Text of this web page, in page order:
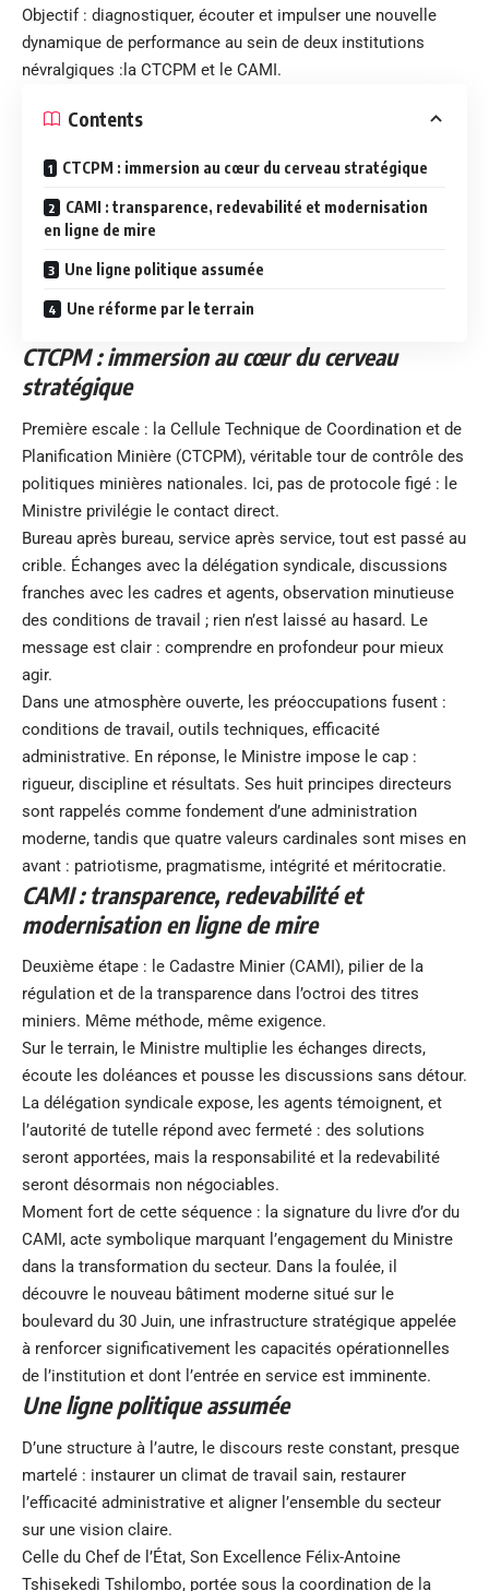
Objectif : diagnostiquer, écouter et impulser une nouvelle
dynamique de performance au sein de deux institutions
névralgiques :la CTCPM et le CAMI.
Contents
CTCPM : immersion au cœur du cerveau stratégique
CAMI : transparence, redevabilité et modernisation
en ligne de mire
Une ligne politique assumée
Une réforme par le terrain
CTCPM : immersion au cœur du cerveau
stratégique
Première escale : la Cellule Technique de Coordination et de
Planification Minière (CTCPM), véritable tour de contrôle des
politiques minières nationales. Ici, pas de protocole figé : le
Ministre privilégie le contact direct.
Bureau après bureau, service après service, tout est passé au
crible. Échanges avec la délégation syndicale, discussions
franches avec les cadres et agents, observation minutieuse
des conditions de travail ; rien n’est laissé au hasard. Le
message est clair : comprendre en profondeur pour mieux
agir.
Dans une atmosphère ouverte, les préoccupations fusent :
conditions de travail, outils techniques, efficacité
administrative. En réponse, le Ministre impose le cap :
rigueur, discipline et résultats. Ses huit principes directeurs
sont rappelés comme fondement d’une administration
moderne, tandis que quatre valeurs cardinales sont mises en
avant : patriotisme, pragmatisme, intégrité et méritocratie.
CAMI : transparence, redevabilité et
modernisation en ligne de mire
Deuxième étape : le Cadastre Minier (CAMI), pilier de la
régulation et de la transparence dans l’octroi des titres
miniers. Même méthode, même exigence.
Sur le terrain, le Ministre multiplie les échanges directs,
écoute les doléances et pousse les discussions sans détour.
La délégation syndicale expose, les agents témoignent, et
l’autorité de tutelle répond avec fermeté : des solutions
seront apportées, mais la responsabilité et la redevabilité
seront désormais non négociables.
Moment fort de cette séquence : la signature du livre d’or du
CAMI, acte symbolique marquant l’engagement du Ministre
dans la transformation du secteur. Dans la foulée, il
découvre le nouveau bâtiment moderne situé sur le
boulevard du 30 Juin, une infrastructure stratégique appelée
à renforcer significativement les capacités opérationnelles
de l’institution et dont l’entrée en service est imminente.
Une ligne politique assumée
D’une structure à l’autre, le discours reste constant, presque
martelé : instaurer un climat de travail sain, restaurer
l’efficacité administrative et aligner l’ensemble du secteur
sur une vision claire.
Celle du Chef de l’État, Son Excellence Félix-Antoine
Tshisekedi Tshilombo, portée sous la coordination de la